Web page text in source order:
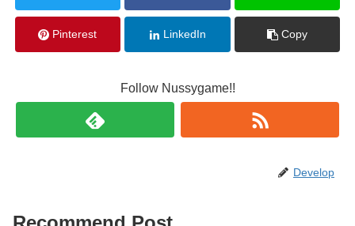
Pinterest LinkedIn Copy
Follow Nussygame!!
Develop